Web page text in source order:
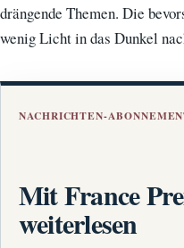
drängende Themen. Die
wenig Licht in das Dunkel
NACHRICHTEN-
Mit France
weiterlesen